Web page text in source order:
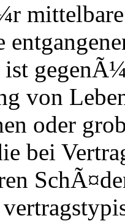
von
oder
bei